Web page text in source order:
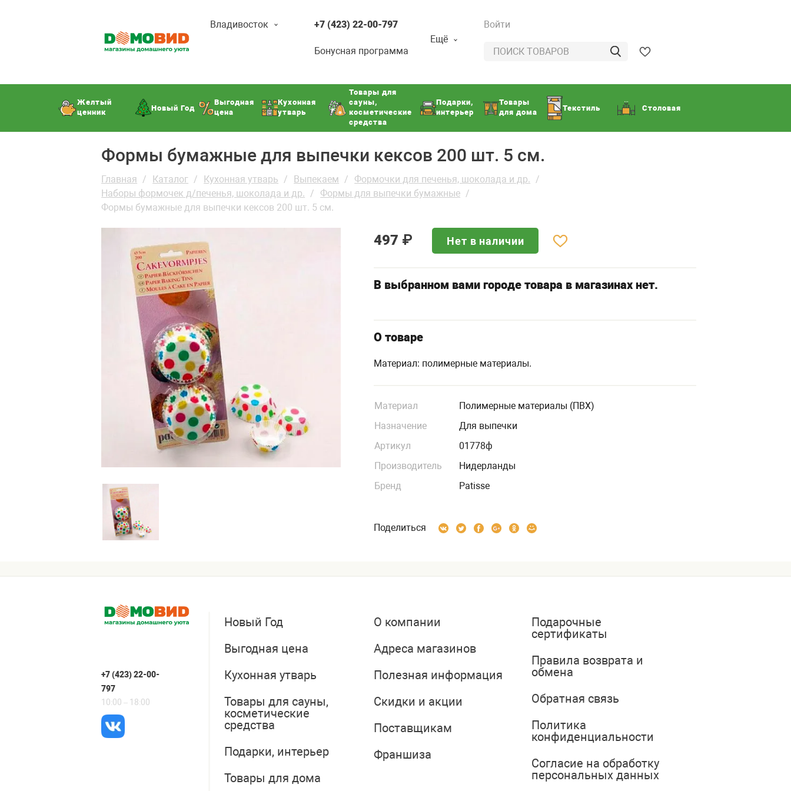
Владивосток +7 (423) 22-00-797
Бонусная программа
Ещё
Войти
Желтый
ценник
Новый Год
Выгодная
цена
Кухонная
утварь
Товары для
сауны,
косметические
средства
Подарки,
интерьер
Товары
для дома
Текстиль Столовая
Формы бумажные для выпечки кексов 200 шт. 5 см.
Главная Каталог Кухонная утварь Выпекаем
Формочки для печенья, шоколада и др.
Наборы формочек д/печенья, шоколада и др.
Формы для выпечки бумажные
Формы бумажные для выпечки кексов 200 шт. 5 см.
497 ₽ Нет в наличии
В выбранном вами городе товара в магазинах нет.
О товаре
Материал: полимерные материалы.
Материал
Полимерные материалы (ПВХ)
Назначение
Для выпечки
Артикул
01778ф
Производитель
Нидерланды
Бренд
Patisse
Поделиться
+7 (423) 22-00-
797
10:00 – 18:00
Новый Год
Выгодная цена
Кухонная утварь
Товары для сауны,
косметические
средства
Подарки, интерьер
Товары для дома
О компании
Адреса магазинов
Полезная информация
Скидки и акции
Поставщикам
Франшиза
Подарочные
сертификаты
Правила возврата и
обмена
Обратная связь
Политика
конфиденциальности
Согласие на обработку
персональных данных